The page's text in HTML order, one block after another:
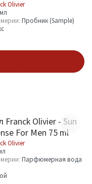
Olivier
Пробник (Sample)
Franck Olivier - Sun
For Men 75 ml
Olivier
Парфюмерная вода